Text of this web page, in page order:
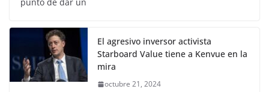
El agresivo inversor activista
Starboard Value tiene a Kenvue en la
mira
octubre 21, 2024